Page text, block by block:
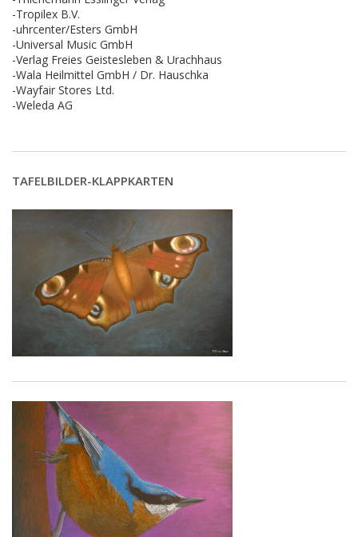
-Tropilex B.V.
-uhrcenter/Esters GmbH
-Universal Music GmbH
-Verlag Freies Geistesleben & Urachhaus
-Wala Heilmittel GmbH / Dr. Hauschka
-Wayfair Stores Ltd.
-Weleda AG
TAFELBILDER-KLAPPKARTEN